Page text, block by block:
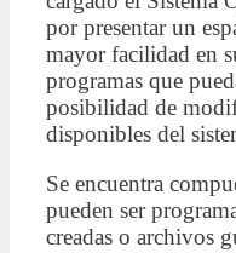
por presentar un
mayor facilidad en
programas que
posibilidad de
disponibles del
Se encuentra
pueden ser
creadas o archivos